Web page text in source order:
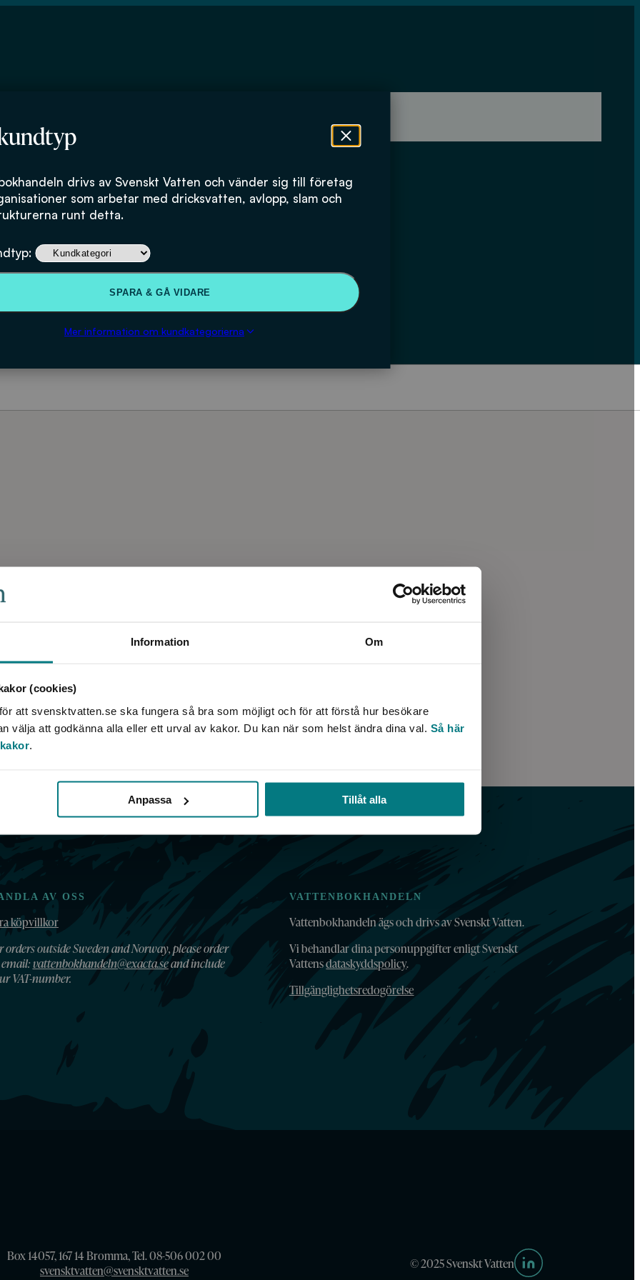
Information Om
(cookies)
att svensktvatten.se ska fungera så bra som möjligt och för att förstå hur besökare
välja att godkänna alla eller ett urval av kakor. Du kan när som helst ändra dina val. Så här
.
Anpassa Tillåt alla
drivs av Svenskt Vatten och vänder sig till företag
som arbetar med dricksvatten, avlopp, slam och
runt detta.
SPARA & GÅ VIDARE
Mer information om kundkategorierna
AV OSS
köpvillkor
orders outside Sweden and Norway, please order
vattenbokhandeln@exacta.seand include
VAT-number.
VATTENBOKHANDELN
Vattenbokhandeln ägs och drivs av Svenskt Vatten.
Vi behandlar dina personuppgifter enligt Svenskt
Vattensdataskyddspolicy.
Tillgänglighetsredogörelse
Box 14057, 167 14 Bromma, Tel. 08-506 002 00
svensktvatten@svensktvatten.se
© 2025 Svenskt Vatten